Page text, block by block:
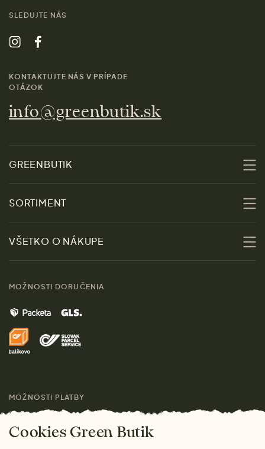
SLEDUJTE NÁS
KONTAKTUJTE NÁS V PRÍPADE
OTÁZOK
info@greenbutik.sk
GREENBUTIK
Udržateľnosť
Kontakt
Značky
Pre médiá
SORTIMENT
Zľavy
Ženy
Muži
Domov
Darčeky
VŠETKO O NÁKUPE
Doprava a platba
MOŽNOSTI DORUČENIA
MOŽNOSTI PLATBY
Cookies Green Butik